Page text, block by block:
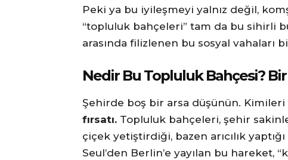
Peki ya bu iyileşmeyi yalnız değil,
“topluluk bahçeleri” tam da bu sihirli
arasında filizlenen bu sosyal vahaları
Nedir Bu Topluluk Bahçesi?
Şehirde boş bir arsa düşünün. Kimileri
fırsatı. Topluluk bahçeleri, şehir
çiçek yetiştirdiği, bazen arıcılık
Seul’den Berlin’e yayılan bu hareket,